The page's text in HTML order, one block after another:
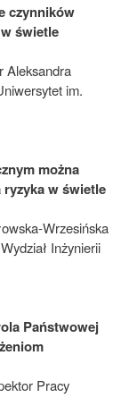
czynników
świetle
im.
można
w świetle
Wrzesińska
Inżynierii
Państwowej
Pracy